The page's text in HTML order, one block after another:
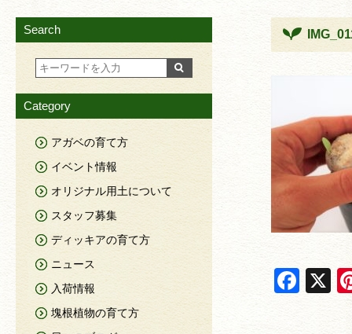
F
X
Search
Category
アガベの育て方
イベント情報
オリジナル用土について
スタッフ募集
ディッキアの育て方
ニュース
入荷情報
塊根植物の育て方